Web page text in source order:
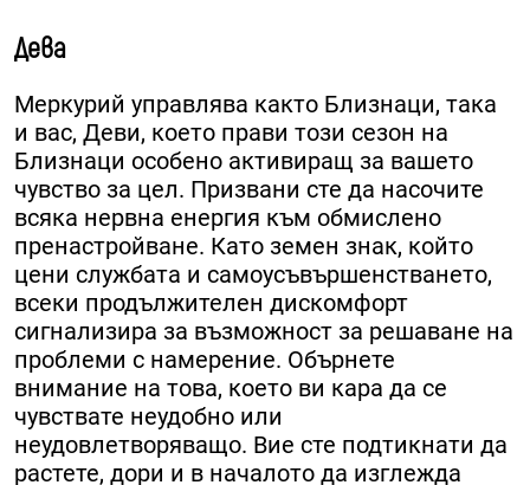
Дева
Меркурий управлява както Близнаци, така
и вас, Деви, което прави този сезон на
Близнаци особено активиращ за вашето
чувство за цел. Призвани сте да насочите
всяка нервна енергия към обмислено
пренастройване. Като земен знак, който
цени службата и самоусъвършенстването,
всеки продължителен дискомфорт
сигнализира за възможност за решаване на
проблеми с намерение. Обърнете
внимание на това, което ви кара да се
чувствате неудобно или
неудовлетворяващо. Вие сте подтикнати да
растете, дори и в началото да изглежда